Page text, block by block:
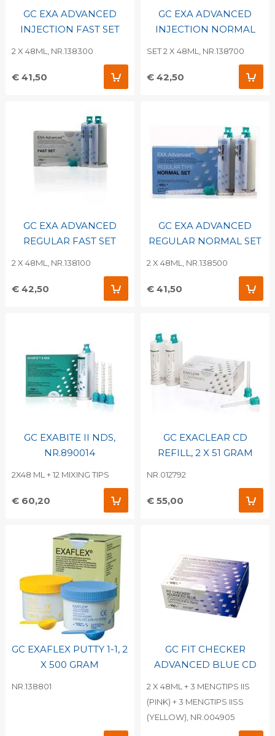
GC EXA ADVANCED
INJECTION FAST SET
2 X 48ML, NR.138300
€ 41,50
GC EXA ADVANCED
INJECTION NORMAL
SET 2 X 48ML, NR.138700
€ 42,50
GC EXA ADVANCED
REGULAR FAST SET
2 X 48ML, NR.138100
€ 42,50
GC EXA ADVANCED
REGULAR NORMAL SET
2 X 48ML, NR.138500
€ 41,50
GC EXABITE II NDS,
NR.890014
2X48 ML + 12 MIXING TIPS
€ 60,20
GC EXACLEAR CD
REFILL, 2 X 51 GRAM
NR.012792
€ 55,00
GC EXAFLEX PUTTY 1-1, 2
X 500 GRAM
NR.138801
GC FIT CHECKER
ADVANCED BLUE CD
2 X 48ML + 3 MENGTIPS IIS
(PINK) + 3 MENGTIPS IISS
(YELLOW), NR.004905